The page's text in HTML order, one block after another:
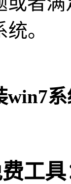
。
win7
工具